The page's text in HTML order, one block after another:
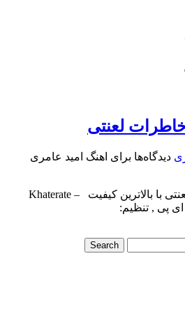
لعنتی
دیدگاه‌ها برای اهنگ امید عامری
امید عامری بنام خاطرات لعنتی با بالاترین کیفیت – Khaterate
Search